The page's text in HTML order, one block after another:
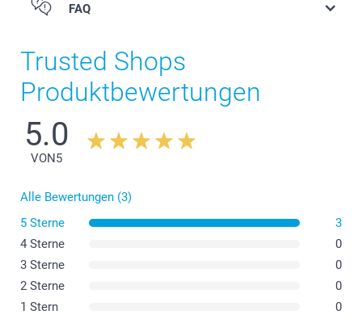
FAQ
Trusted Shops
Produktbewertungen
5.0
VON5
Alle Bewertungen (3)
5 Sterne
3
4 Sterne
0
3 Sterne
0
2 Sterne
0
1 Stern
0